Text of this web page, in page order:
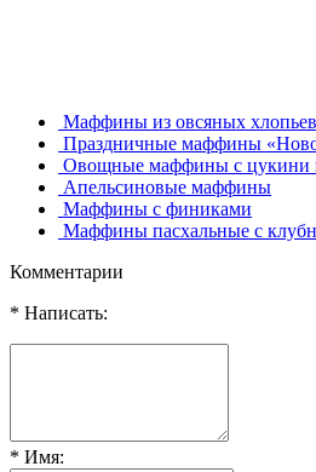
Маффины из овсяных хлопьев
Праздничные маффины
Овощные маффины с цукини
Апельсиновые маффины
Маффины с финиками
Маффины пасхальные с
Комментарии
* Написать:
* Имя: